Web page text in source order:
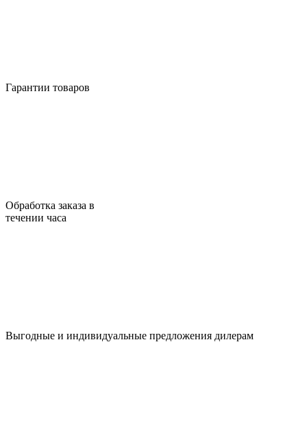
Гарантии товаров
Обработка заказа в
течении часа
Выгодные и индивидуальные предложения дилерам